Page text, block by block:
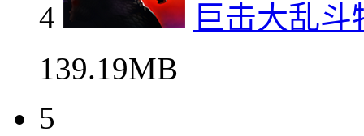
4
巨击大乱
139.19MB
5